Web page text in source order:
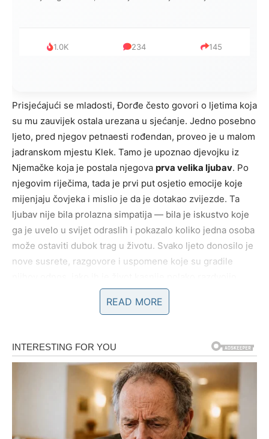
1.0K 234 145
Prisjećajući se mladosti, Đorđe često govori o ljetima koja
su mu zauvijek ostala urezana u sjećanje. Jedno posebno
ljeto, pred njegov petnaesti rođendan, proveo je u malom
jadranskom mjestu Klek. Tamo je upoznao djevojku iz
Njemačke koja je postala njegova prva velika ljubav. Po
njegovim riječima, tada je prvi put osjetio emocije koje
mijenjaju čovjeka i mislio je da je dotakao zvijezde. Ta
ljubav nije bila prolazna simpatija — bila je iskustvo koje
ga je uvelo u svijet odraslih i pokazalo koliko jedna osoba
može ostaviti dubok trag u životu. Svako ljeto donosilo je
nove susrete, razgovore i uspomene koje su gradile
Ipak, Đorđe priznaje da neke ljubavinikada potpuno ne
, već ostanu duboko u srcu kao uspomena koja
Kada je riječ o muzici i ljudima koji su ga oblikovali,
posebno ističe dvojicu velikih muzičara —Davida
Coverdalea i Dada Topića. „Bio sam lud za njima, ne
samo kao pjevačima, nego i kao pojavama. Bili su mi
sve — glas, energija, stil i način života“, rekao je. Ove
riječi jasno pokazuju da ga uvijek privlače snažni i
READ MORE